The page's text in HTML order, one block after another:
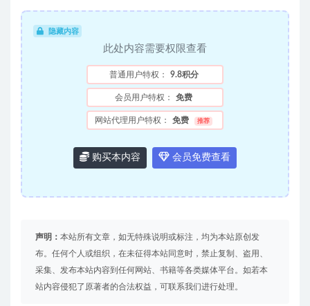
隐藏内容
此处内容需要权限查看
普通用户特权： 9.8积分
会员用户特权： 免费
网站代理用户特权： 免费 推荐
购买本内容 会员免费查看
声明： 本站所有文章，如无特殊说明或标注，均为本站原创发
布。任何个人或组织，在未征得本站同意时，禁止复制、盗用、
采集、发布本站内容到任何网站、书籍等各类媒体平台。如若本
站内容侵犯了原著者的合法权益，可联系我们进行处理。